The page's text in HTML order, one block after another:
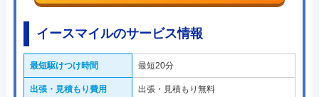
イースマイルのサービス情報
最短駆けつけ時間 最短20分
出張・見積もり費用 出張・見積もり無料